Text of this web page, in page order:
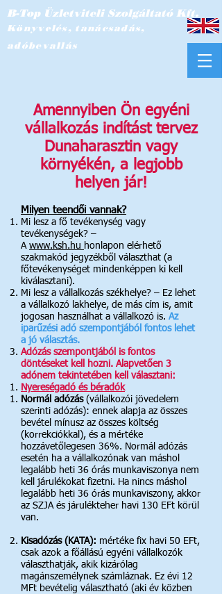
B-Top Üzletviteli Szolgáltató Kft.
Könyvelés, tanácsadás,
adóbevallás
Amennyiben Ön egyéni
vállalkozás indítást tervez
Dunaharasztin vagy
környékén, a legjobb
helyen jár!
Milyen teendői vannak?
Mi lesz a fő tevékenység vagy
tevékenységek? –
A www.ksh.hu honlapon elérhető
szakmakód jegyzékből választhat (a
főtevékenységet mindenképpen ki kell
kiválasztani).
Mi lesz a vállalkozás székhelye? – Ez lehet
a vállalkozó lakhelye, de más cím is, amit
jogosan használhat a vállalkozó is. Az
iparűzési adó szempontjából fontos lehet
a jó választás.
Adózás szempontjából is fontos
döntéseket kell hozni. Alapvetően 3
adónem tekintetében kell választani:
Nyereségadó és béradók​
Normál adózás(vállalkozói jövedelem
szerinti adózás): ennek alapja az összes
bevétel mínusz az összes költség
(korrekciókkal), és a mértéke
hozzávetőlegesen 36%.​ Normál adózás
esetén ha a vállalkozónak van ​máshol
legalább heti 36 órás munkaviszonya nem
kell járulékokat fizetni. Ha nincs máshol
legalább heti 36 órás munkaviszony, akkor
az SZJA és járulékteher havi 130 EFt körül
van.
Kisadózás (KATA): mértéke fix havi 50 EFt,
csak azok a főállású egyéni vállalkozók
választhatják, akik kizárólag
magánszemélynek számláznak. Ez évi 12
MFt bevételig választható (aki év közben